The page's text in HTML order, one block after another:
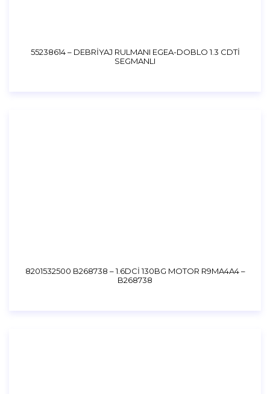
55238614 – DEBRİYAJ RULMANI EGEA-DOBLO 1.3 CDTİ
SEGMANLI
8201532500 B268738 – 1.6DCİ 130BG MOTOR R9MA4A4 –
B268738